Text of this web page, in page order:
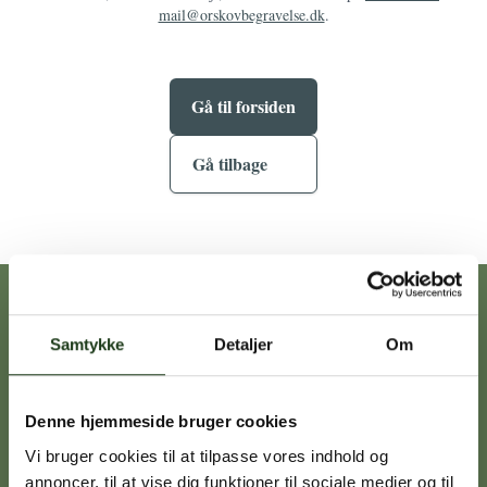
Samtykke Detaljer Om
Denne hjemmeside bruger cookies
Vi bruger cookies til at tilpasse vores indhold og
annoncer, til at vise dig funktioner til sociale medier og til
mail@orskovbegravelse.dk.
Gå til forsiden
Gå tilbage
Vores afdelinger
Holbæk
59 45 10 14